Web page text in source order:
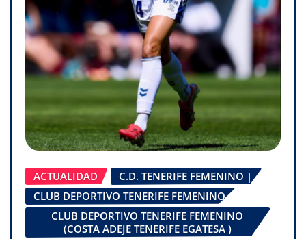
ACTUALIDAD
C.D. TENERIFE FEMENINO |
CLUB DEPORTIVO TENERIFE FEMENINO
CLUB DEPORTIVO TENERIFE FEMENINO
(COSTA ADEJE TENERIFE EGATESA )